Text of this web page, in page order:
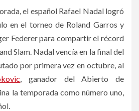
el español Rafael Nadal logró
en el torneo de Roland Garros y
Federer para compartir el récord
Slam. Nadal vencía en la final del
por primera vez en octubre, al
, ganador del Abierto de
la temporada como número uno,